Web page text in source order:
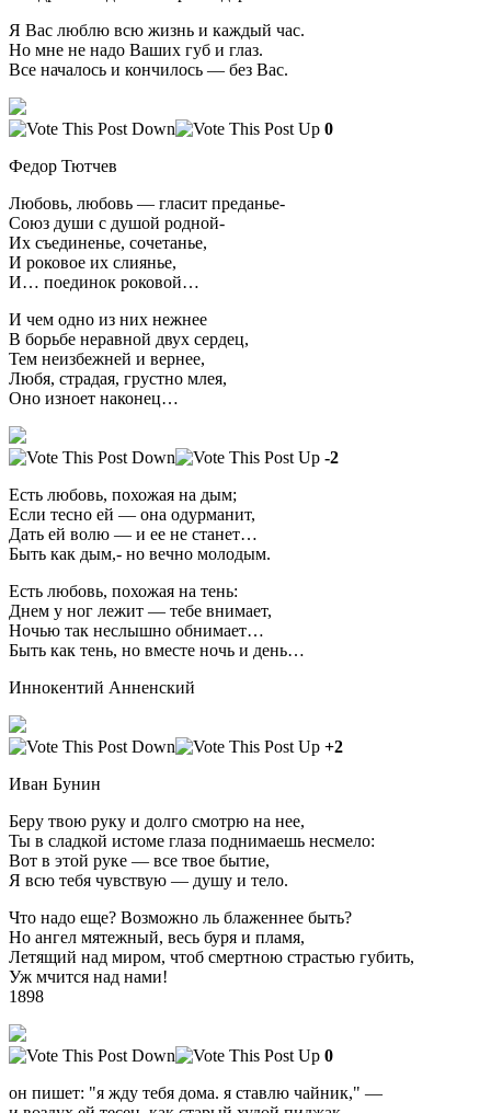
Я Вас люблю всю жизнь и каждый час.
Но мне не надо Ваших губ и глаз.
Все началось и кончилось — без Вас.
0
Федор Тютчев
Любовь, любовь — гласит преданье-
Союз души с душой родной-
Их съединенье, сочетанье,
И роковое их слиянье,
И… поединок роковой…
И чем одно из них нежнее
В борьбе неравной двух сердец,
Тем неизбежней и вернее,
Любя, страдая, грустно млея,
Оно изноет наконец…
-2
Есть любовь, похожая на дым;
Если тесно ей — она одурманит,
Дать ей волю — и ее не станет…
Быть как дым,- но вечно молодым.
Есть любовь, похожая на тень:
Днем у ног лежит — тебе внимает,
Ночью так неслышно обнимает…
Быть как тень, но вместе ночь и день…
Иннокентий Анненский
+2
Иван Бунин
Беру твою руку и долго смотрю на нее,
Ты в сладкой истоме глаза поднимаешь несмело:
Вот в этой руке — все твое бытие,
Я всю тебя чувствую — душу и тело.
Что надо еще? Возможно ль блаженнее быть?
Но ангел мятежный, весь буря и пламя,
Летящий над миром, чтоб смертною страстью губить,
Уж мчится над нами!
1898
0
он пишет: "я жду тебя дома. я ставлю чайник," —